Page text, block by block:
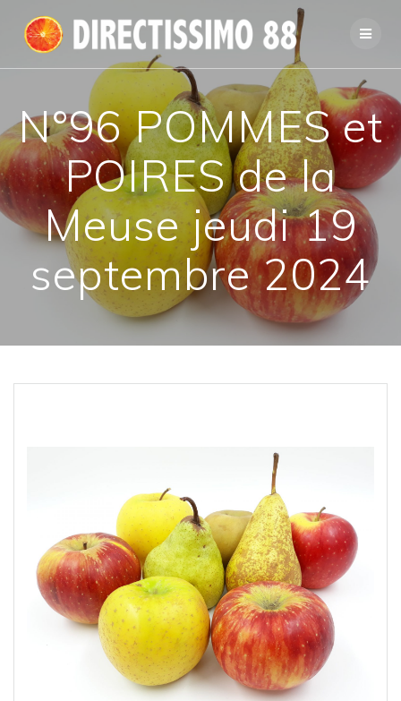
au
contenu
N°96 POMMES et
POIRES de la
Meuse jeudi 19
septembre 2024